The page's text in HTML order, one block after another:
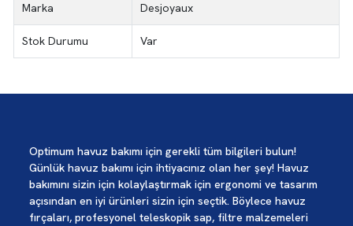
Marka Desjoyaux
Stok Durumu Var
Optimum havuz bakımı için gerekli tüm bilgileri bulun!
Günlük havuz bakımı için ihtiyacınız olan her şey! Havuz
bakımını sizin için kolaylaştırmak için ergonomi ve tasarım
açısından en iyi ürünleri sizin için seçtik. Böylece havuz
fırçaları, profesyonel teleskopik sap, filtre malzemeleri